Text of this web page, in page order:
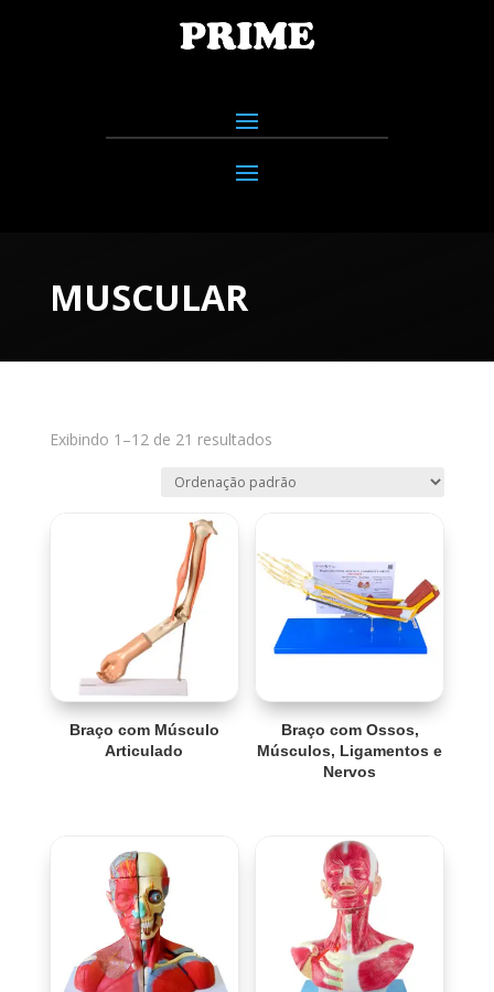
MUSCULAR
Exibindo 1–12 de 21 resultados
Braço com Músculo
Articulado
Braço com Ossos,
Músculos, Ligamentos e
Nervos